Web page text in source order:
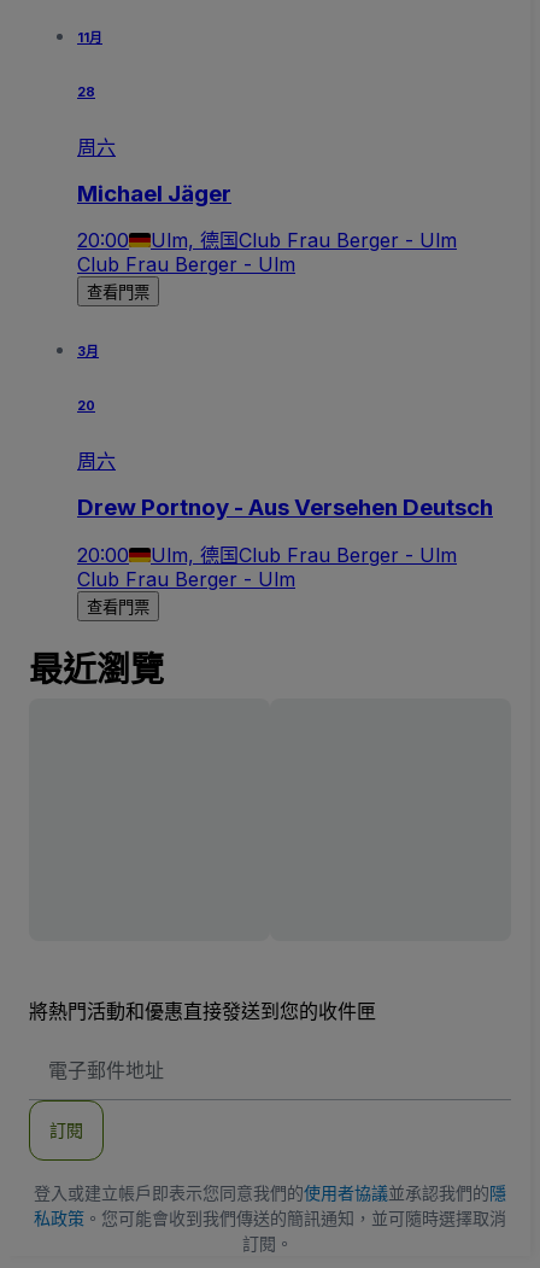
11月
28
周六
Michael Jäger
20:00 Ulm, 德国Club Frau Berger - Ulm
Club Frau Berger - Ulm
查看門票
3月
20
周六
Drew Portnoy - Aus Versehen Deutsch
20:00 Ulm, 德国Club Frau Berger - Ulm
Club Frau Berger - Ulm
查看門票
最近瀏覽
將熱門活動和優惠直接發送到您的收件匣
子
地
訂閱
登入或建立帳戶即表示您同意我們的使用者協議並承認我們的隱
私政策 。您可能會收到我們傳送的簡訊通知，並可隨時選擇取消
訂閱。